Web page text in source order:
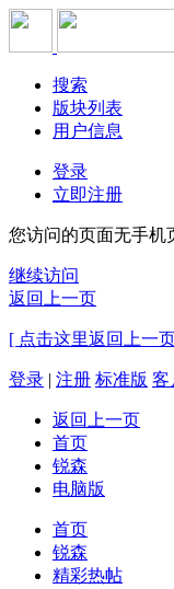
搜索
版块列表
用户信息
登录
立即注册
您访问的页面无手机
继续访问
返回上一页
[ 点击这里返回上一
登录 | 注册 标准版 客
返回上一页
首页
锐森
电脑版
首页
锐森
精彩热帖